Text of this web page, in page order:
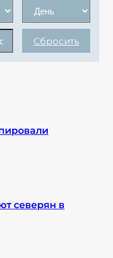
Сбросить
северян в